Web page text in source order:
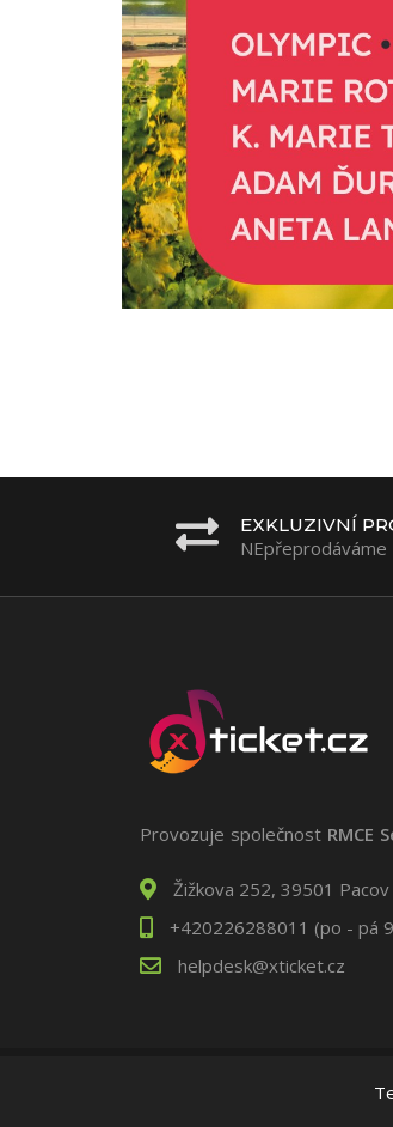
EXKLUZIVNÍ
Provozuje společnost RMCE
Žižkova 252, 39501 Pacov
+420226288011 (po - pá
helpdesk@xticket.cz